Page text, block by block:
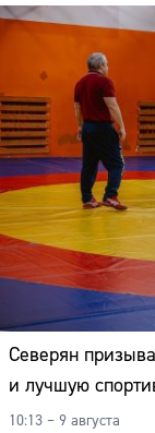
Северян
и лучшую
10:13 – 9 августа